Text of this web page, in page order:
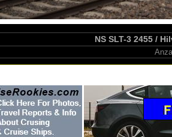
NS SLT-3 2455 /